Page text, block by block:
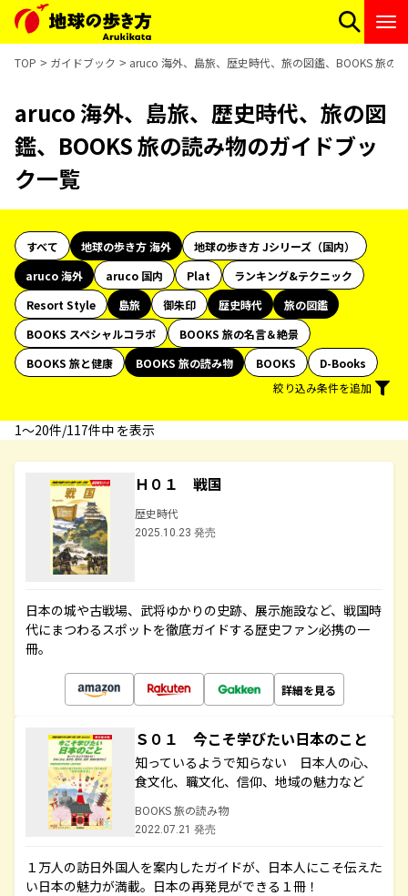
TOP ガイドブック aruco 海外、島旅、歴史時代、旅の図鑑、BOOKS 旅の
aruco 海外、島旅、歴史時代、旅の図
鑑、BOOKS 旅の読み物のガイドブッ
ク一覧
すべて 地球の歩き方 海外
地球の歩き方 Jシリーズ（国内）
aruco 海外
aruco 国内 Plat
ランキング&テクニック
Resort Style
島旅 御朱印 歴史時代
旅の図鑑
BOOKS スペシャルコラボ
BOOKS 旅の名言＆絶景
BOOKS 旅と健康
BOOKS 旅の読み物 BOOKS
D-Books
絞り込み条件を追加
1〜20件/117件中 を表示
Ｈ０１ 戦国
歴史時代
2025.10.23 発売
日本の城や古戦場、武将ゆかりの史跡、展示施設など、戦国時
代にまつわるスポットを徹底ガイドする歴史ファン必携の一
冊。
詳細を見る
Ｓ０１ 今こそ学びたい日本のこと
知っているようで知らない 日本人の心、
食文化、職文化、信仰、地域の魅力など
BOOKS 旅の読み物
2022.07.21 発売
１万人の訪日外国人を案内したガイドが、日本人にこそ伝えた
い日本の魅力が満載。日本の再発見ができる１冊！